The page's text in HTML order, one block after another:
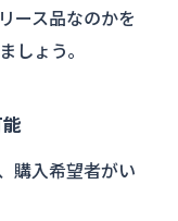
ース品なのかを
しょう。
購入希望者がい